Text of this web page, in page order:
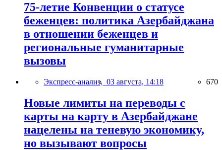
75-летие Конвенции о статусе
беженцев: политика Азербайджана
в отношении беженцев и
региональные гуманитарные
вызовы
Экспресс-анализ, 03 августа, 14:18 670
Новые лимиты на переводы с
карты на карту в Азербайджане
нацелены на теневую экономику,
но вызывают вопросы